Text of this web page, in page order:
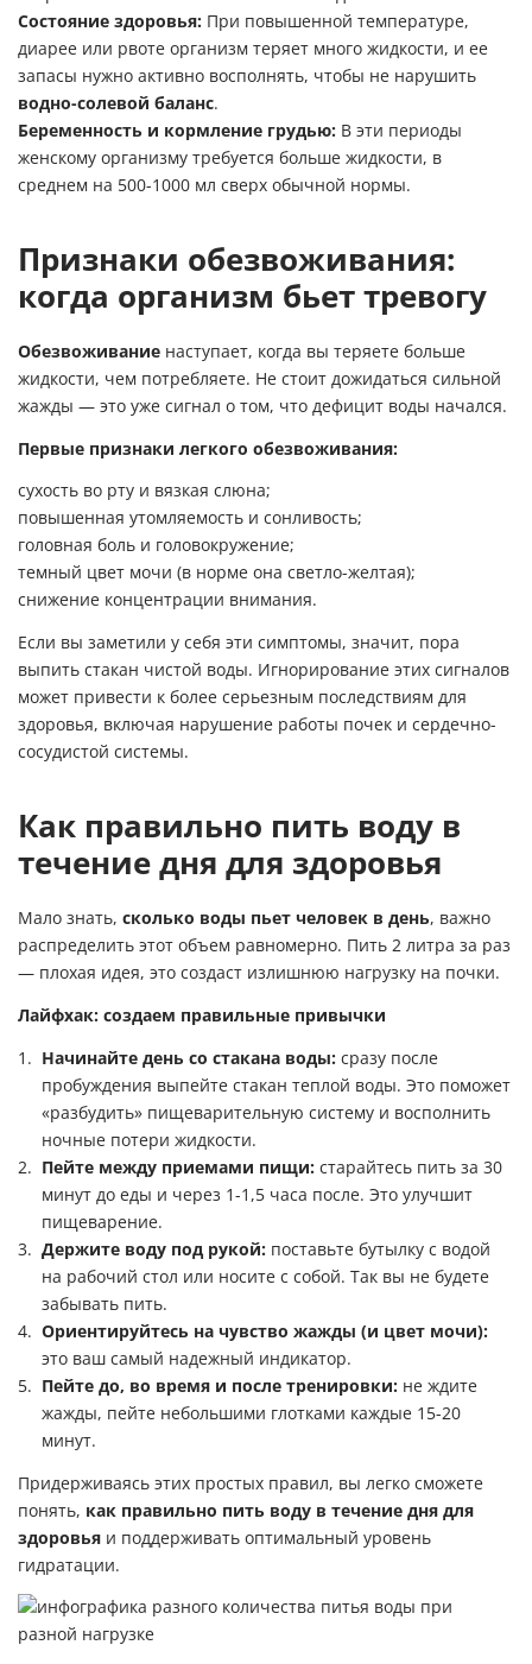
Состояние здоровья: При повышенной температуре,
диарее или рвоте организм теряет много жидкости, и ее
запасы нужно активно восполнять, чтобы не нарушить
водно-солевой баланс.
Беременность и кормление грудью: В эти периоды
женскому организму требуется больше жидкости, в
среднем на 500-1000 мл сверх обычной нормы.
Признаки обезвоживания:
когда организм бьет тревогу
Обезвоживание наступает, когда вы теряете больше
жидкости, чем потребляете. Не стоит дожидаться сильной
жажды — это уже сигнал о том, что дефицит воды начался.
Первые признаки легкого обезвоживания:
сухость во рту и вязкая слюна;
повышенная утомляемость и сонливость;
головная боль и головокружение;
темный цвет мочи (в норме она светло-желтая);
снижение концентрации внимания.
Если вы заметили у себя эти симптомы, значит, пора
выпить стакан чистой воды. Игнорирование этих сигналов
может привести к более серьезным последствиям для
здоровья, включая нарушение работы почек и сердечно-
сосудистой системы.
Как правильно пить воду в
течение дня для здоровья
Мало знать, сколько воды пьет человек в день, важно
распределить этот объем равномерно. Пить 2 литра за раз
— плохая идея, это создаст излишнюю нагрузку на почки.
Лайфхак: создаем правильные привычки
Начинайте день со стакана воды: сразу после
пробуждения выпейте стакан теплой воды. Это поможет
«разбудить» пищеварительную систему и восполнить
ночные потери жидкости.
Пейте между приемами пищи: старайтесь пить за 30
минут до еды и через 1-1,5 часа после. Это улучшит
пищеварение.
Держите воду под рукой: поставьте бутылку с водой
на рабочий стол или носите с собой. Так вы не будете
забывать пить.
Ориентируйтесь на чувство жажды (и цвет мочи):
это ваш самый надежный индикатор.
Пейте до, во время и после тренировки: не ждите
жажды, пейте небольшими глотками каждые 15-20
минут.
Придерживаясь этих простых правил, вы легко сможете
понять, как правильно пить воду в течение дня для
здоровья и поддерживать оптимальный уровень
гидратации.